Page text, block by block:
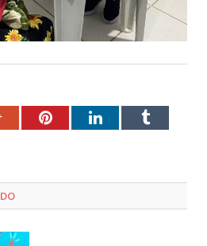
Google+PinterestLinkedInTumblr